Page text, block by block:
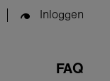
Inloggen
FAQ